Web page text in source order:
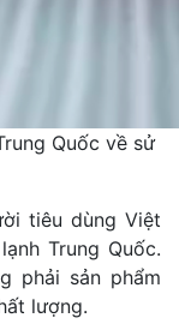
Quốc về sử
tiêu dùng Việt
Trung Quốc.
phải sản phẩm
lượng.